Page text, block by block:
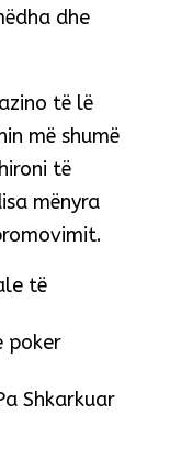
dhe
të lë
më shumë
të
mënyra
të
poker
Shkarkuar